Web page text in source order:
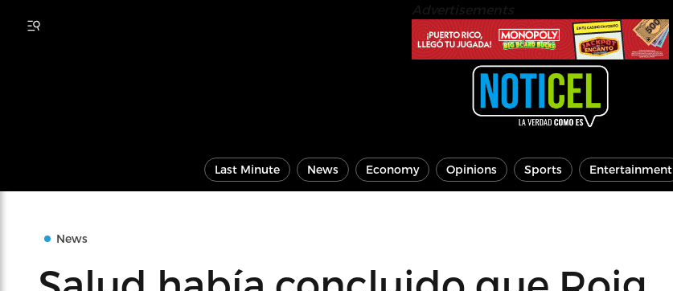
Last Minute News Economy Opinions Sports Entertainment
News